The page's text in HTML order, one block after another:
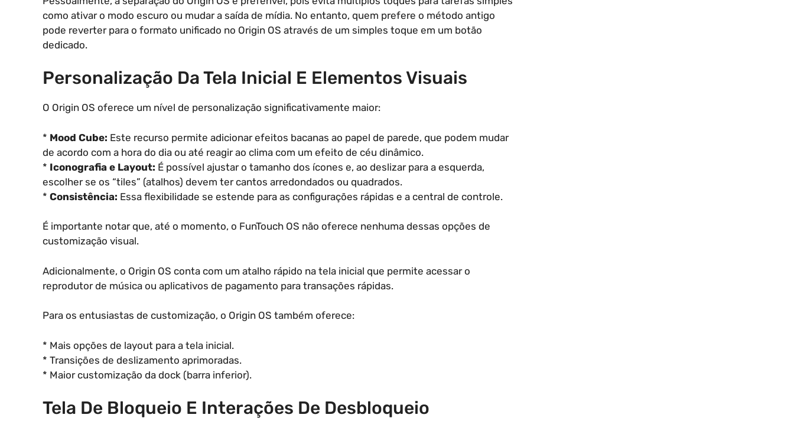
como ativar o modo escuro ou mudar a saída de mídia. No entanto, quem prefere o método antigo
pode reverter para o formato unificado no Origin OS através de um simples toque em um botão
dedicado.
Personalização Da Tela Inicial E Elementos Visuais
O Origin OS oferece um nível de personalização significativamente maior:
* Mood Cube: Este recurso permite adicionar efeitos bacanas ao papel de parede, que podem mudar
de acordo com a hora do dia ou até reagir ao clima com um efeito de céu dinâmico.
* Iconografia e Layout: É possível ajustar o tamanho dos ícones e, ao deslizar para a esquerda,
escolher se os “tiles” (atalhos) devem ter cantos arredondados ou quadrados.
* Consistência: Essa flexibilidade se estende para as configurações rápidas e a central de controle.
É importante notar que, até o momento, o FunTouch OS não oferece nenhuma dessas opções de
customização visual.
Adicionalmente, o Origin OS conta com um atalho rápido na tela inicial que permite acessar o
reprodutor de música ou aplicativos de pagamento para transações rápidas.
Para os entusiastas de customização, o Origin OS também oferece:
* Mais opções de layout para a tela inicial.
* Transições de deslizamento aprimoradas.
* Maior customização da dock (barra inferior).
Tela De Bloqueio E Interações De Desbloqueio